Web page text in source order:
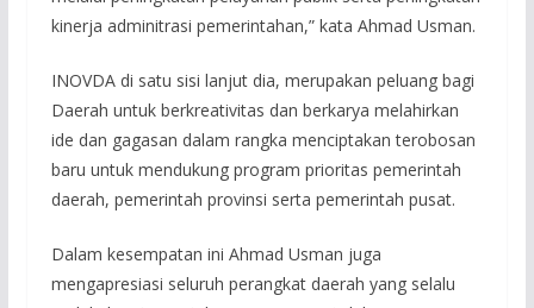
kinerja adminitrasi pemerintahan,” kata Ahmad Usman.
INOVDA di satu sisi lanjut dia, merupakan peluang bagi
Daerah untuk berkreativitas dan berkarya melahirkan
ide dan gagasan dalam rangka menciptakan terobosan
baru untuk mendukung program prioritas pemerintah
daerah, pemerintah provinsi serta pemerintah pusat.
Dalam kesempatan ini Ahmad Usman juga
mengapresiasi seluruh perangkat daerah yang selalu